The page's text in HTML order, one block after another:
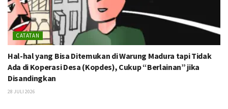
CATATAN
Hal-hal yang Bisa Ditemukan di Warung Madura tapi Tidak
Ada di Koperasi Desa (Kopdes), Cukup “Berlainan” jika
Disandingkan
28 JULI 2026